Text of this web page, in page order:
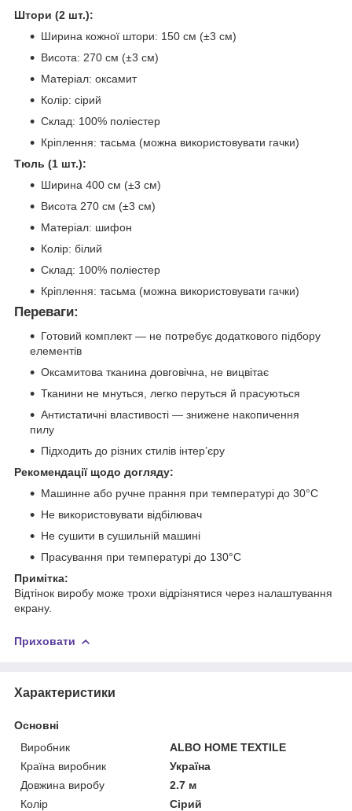
Штори (2 шт.):
Ширина кожної штори: 150 см (±3 см)
Висота: 270 см (±3 см)
Матеріал: оксамит
Колір: сірий
Склад: 100% поліестер
Кріплення: тасьма (можна використовувати гачки)
Тюль (1 шт.):
Ширина 400 см (±3 см)
Висота 270 см (±3 см)
Матеріал: шифон
Колір: білий
Склад: 100% поліестер
Кріплення: тасьма (можна використовувати гачки)
Переваги:
Готовий комплект — не потребує додаткового підбору
елементів
Оксамитова тканина довговічна, не вицвітає
Тканини не мнуться, легко перуться й прасуються
Антистатичні властивості — знижене накопичення
пилу
Підходить до різних стилів інтер’єру
Рекомендації щодо догляду:
Машинне або ручне прання при температурі до 30°C
Не використовувати відбілювач
Не сушити в сушильній машині
Прасування при температурі до 130°C
Примітка:
Відтінок виробу може трохи відрізнятися через налаштування
екрану.
Приховати
Характеристики
Основні
Виробник
ALBO HOME TEXTILE
Країна виробник
Україна
Довжина виробу
2.7 м
Колір
Сірий